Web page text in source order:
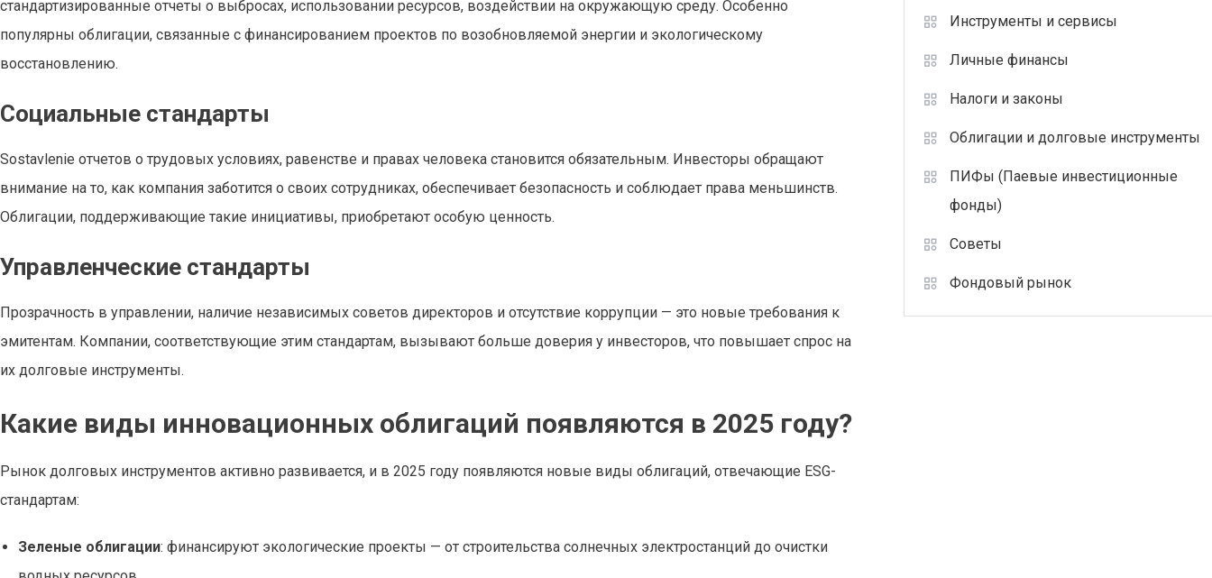
стандартизированные отчеты о выбросах, использовании ресурсов, воздействии на окружающую среду. Особенно
популярны облигации, связанные с финансированием проектов по возобновляемой энергии и экологическому
восстановлению.
Социальные стандарты
Sostavlenie отчетов о трудовых условиях, равенстве и правах человека становится обязательным. Инвесторы обращают
внимание на то, как компания заботится о своих сотрудниках, обеспечивает безопасность и соблюдает права меньшинств.
Облигации, поддерживающие такие инициативы, приобретают особую ценность.
Управленческие стандарты
Прозрачность в управлении, наличие независимых советов директоров и отсутствие коррупции — это новые требования к
эмитентам. Компании, соответствующие этим стандартам, вызывают больше доверия у инвесторов, что повышает спрос на
их долговые инструменты.
Какие виды инновационных облигаций появляются в 2025 году?
Рынок долговых инструментов активно развивается, и в 2025 году появляются новые виды облигаций, отвечающие ESG-
стандартам:
Зеленые облигации: финансируют экологические проекты — от строительства солнечных электростанций до очистки
Инструменты и сервисы
Личные финансы
Налоги и законы
Облигации и долговые инструменты
ПИФы (Паевые инвестиционные
фонды)
Советы
Фондовый рынок